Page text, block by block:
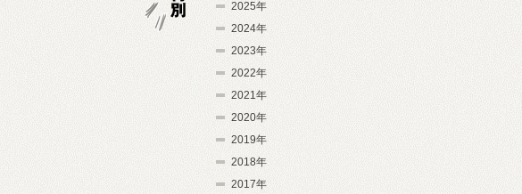
2025年
2024年
2023年
2022年
2021年
2020年
2019年
2018年
2017年